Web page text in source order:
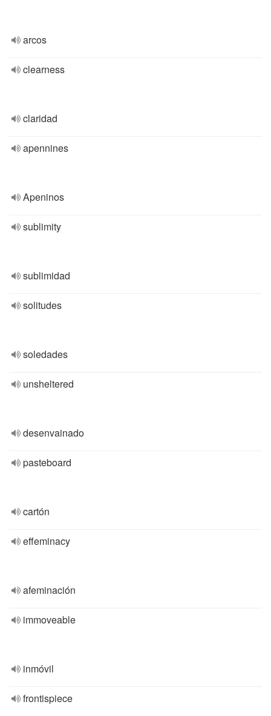
arcos
clearness
claridad
apennines
Apeninos
sublimity
sublimidad
solitudes
soledades
unsheltered
desenvainado
pasteboard
cartón
effeminacy
afeminación
immoveable
inmóvil
frontispiece